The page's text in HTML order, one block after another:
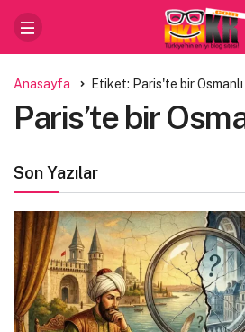
Anasayfa Etiket: Paris'te bir
Paris’te bir
Son Yazılar